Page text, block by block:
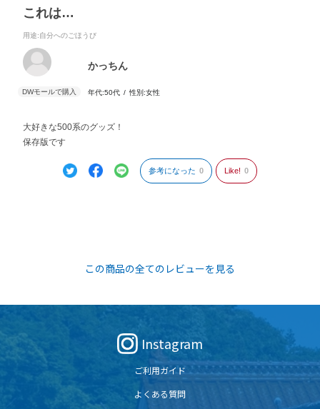
これは…
用途:自分へのごほうび
かっちん
年代:50代 性別:女性
大好きな500系のグッズ！
保存版です
参考になった 0 Like! 0
この商品の全てのレビューを見る
Instagram
ご利用ガイド
よくある質問